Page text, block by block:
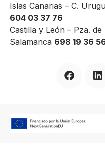
Islas Canarias – C.
604 03 37 76
Castilla y León – Pza.
Salamanca 698 19 36